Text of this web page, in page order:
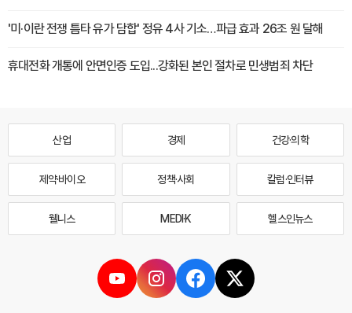
'미·이란 전쟁 틈타 유가 담합' 정유 4사 기소…파급 효과 26조 원 달해
휴대전화 개통에 안면인증 도입...강화된 본인 절차로 민생범죄 차단
산업 경제 건강·의학
제약·바이오 정책·사회 칼럼·인터뷰
웰니스 MEDI·K 헬스인뉴스